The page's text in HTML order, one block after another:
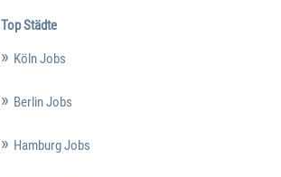
Top Städte
Köln Jobs
Berlin Jobs
Hamburg Jobs